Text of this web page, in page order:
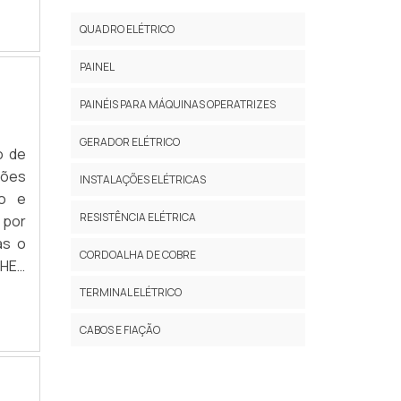
de
e
por
o
QUADRO ELÉTRICO
PAINEL
PAINÉIS PARA MÁQUINAS OPERATRIZES
GERADOR ELÉTRICO
INSTALAÇÕES ELÉTRICAS
RESISTÊNCIA ELÉTRICA
CORDOALHA DE COBRE
TERMINAL ELÉTRICO
CABOS E FIAÇÃO